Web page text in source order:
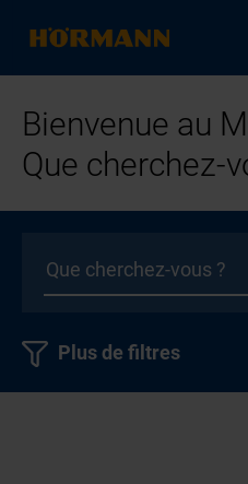
Bienvenue au
Que cherchez-
Plus de filtres